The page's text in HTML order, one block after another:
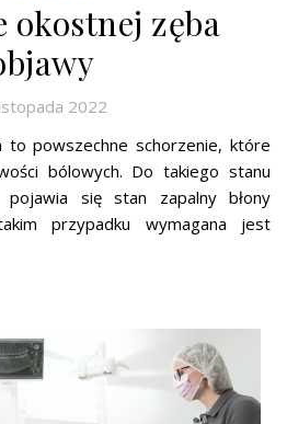
okostnej zęba
2022
to powszechne schorzenie, które
bólowych. Do takiego stanu
się stan zapalny błony
przypadku wymagana jest